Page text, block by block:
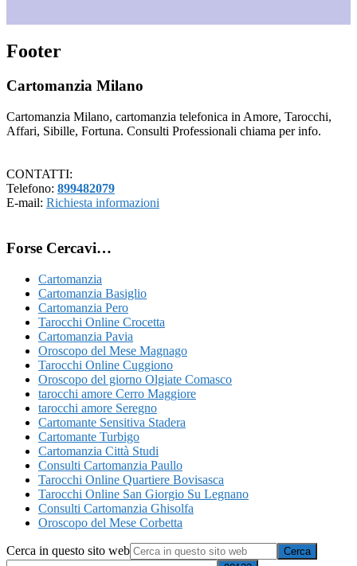
Footer
Cartomanzia Milano
Cartomanzia Milano, cartomanzia telefonica in Amore, Tarocchi,
Affari, Sibille, Fortuna. Consulti Professionali chiama per info.
CONTATTI:
Telefono: 899482079
E-mail: Richiesta informazioni
Forse Cercavi…
Cartomanzia
Cartomanzia Basiglio
Cartomanzia Pero
Tarocchi Online Crocetta
Cartomanzia Pavia
Oroscopo del Mese Magnago
Tarocchi Online Cuggiono
Oroscopo del giorno Olgiate Comasco
tarocchi amore Cerro Maggiore
tarocchi amore Seregno
Cartomante Sensitiva Stadera
Cartomante Turbigo
Cartomanzia Città Studi
Consulti Cartomanzia Paullo
Tarocchi Online Quartiere Bovisasca
Tarocchi Online San Giorgio Su Legnano
Consulti Cartomanzia Ghisolfa
Oroscopo del Mese Corbetta
Cerca in questo sito web